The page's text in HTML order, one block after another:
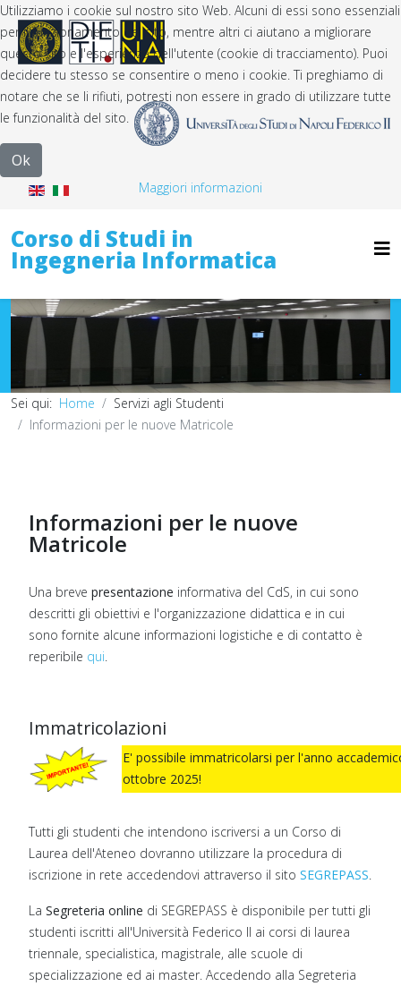
Corso di Studi in
Ingegneria Informatica
Sei qui: Home
Servizi agli Studenti
Informazioni per le nuove Matricole
Informazioni per le nuove
Matricole
Una breve presentazione informativa del CdS, in cui sono
descritti gli obiettivi e l'organizzazione didattica e in cui
sono fornite alcune informazioni logistiche e di contatto è
reperibile qui
Immatricolazioni
E' possibile immatricolarsi per l'anno
ottobre 2025!
Tutti gli studenti che intendono iscriversi a un Corso di
Laurea dell'Ateneo dovranno utilizzare la procedura di
iscrizione in rete accedendovi attraverso il sito SEGREPASS
La Segreteria online di SEGREPASS è disponibile per tutti gli
studenti iscritti all'Università Federico II ai corsi di laurea
triennale, specialistica, magistrale, alle scuole di
specializzazione ed ai master. Accedendo alla Segreteria
Utilizziamo i cookie sul nostro sito Web. Alcuni di essi sono essenziali
per il funzionamento del sito, mentre altri ci aiutano a migliorare
questo sito e l'esperienza dell'utente (cookie di tracciamento). Puoi
decidere tu stesso se consentire o meno i cookie. Ti preghiamo di
notare che se li rifiuti, potresti non essere in grado di utilizzare tutte
le funzionalità del sito.
Ok
Maggiori informazioni